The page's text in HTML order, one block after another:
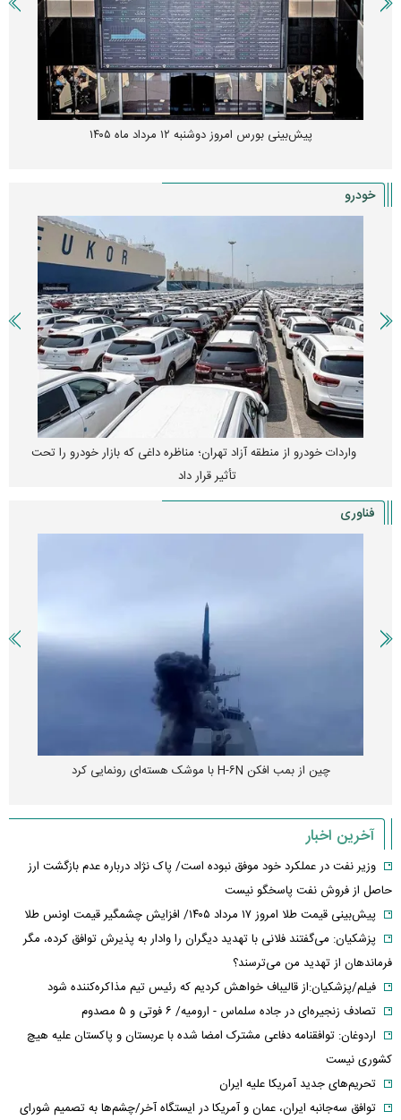
پیش‌بینی بورس امروز دوشنبه ۱۲ مرداد ماه ۱۴۰۵
خودرو
واردات خودرو از منطقه آزاد تهران؛ مناظره داغی که بازار خودرو را تحت
تأثیر قرار داد
فناوری
چین از بمب افکن H-۶N با موشک هسته‌ای رونمایی کرد
آخرین اخبار
وزیر نفت در عملکرد خود موفق نبوده است/ پاک نژاد درباره عدم بازگشت ارز
حاصل از فروش نفت پاسخگو نیست
پیش‌بینی قیمت طلا امروز ۱۷ مرداد ۱۴۰۵/ افزایش چشمگیر قیمت اونس طلا
پزشکیان: می‌گفتند فلانی با تهدید دیگران را وادار به پذیرش توافق کرده، مگر
فرماندهان از تهدید من می‌ترسند؟
فیلم/پزشکیان:از قالیباف خواهش کردیم که رئیس تیم مذاکره‌کننده شود
تصادف زنجیره‌ای در جاده سلماس - ارومیه/ ۶ فوتی و ۵ مصدوم
اردوغان: توافقنامه دفاعی مشترک امضا شده با عربستان و پاکستان علیه هیچ
کشوری نیست
تحریم‌های جدید آمریکا علیه ایران
توافق سه‌جانبه ایران، عمان و آمریکا در ایستگاه آخر/چشم‌ها به تصمیم شورای